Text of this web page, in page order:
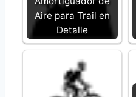
Aire para Trail en
Detalle